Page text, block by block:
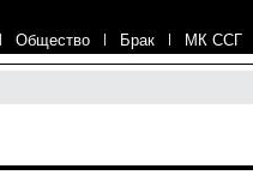
| Общество | Брак | МК ССГ